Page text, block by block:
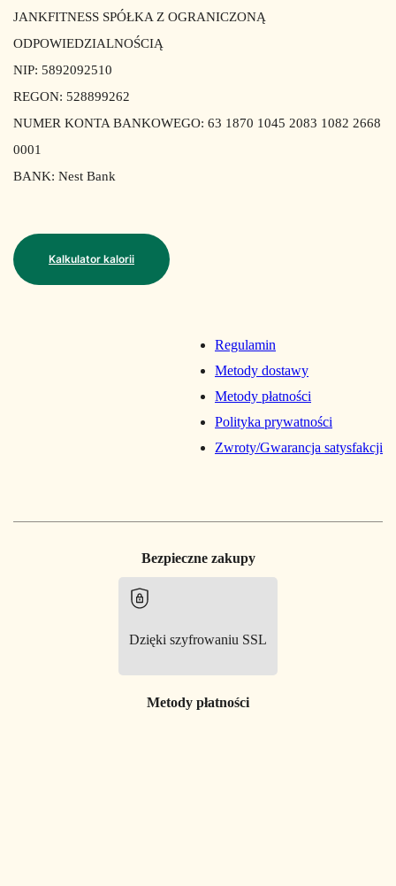
JANKFITNESS SPÓŁKA Z OGRANICZONĄ
ODPOWIEDZIALNOŚCIĄ
NIP: 5892092510
REGON: 528899262
NUMER KONTA BANKOWEGO: 63 1870 1045 2083 1082 2668
0001
BANK: Nest Bank
Kalkulator kalorii
Regulamin
Metody dostawy
Metody płatności
Polityka prywatności
Zwroty/Gwarancja satysfakcji
Bezpieczne zakupy
Dzięki szyfrowaniu SSL
Metody płatności